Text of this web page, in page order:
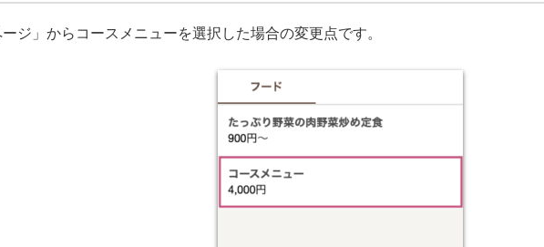
ジ」からコースメニューを選択した場合の変更点です。